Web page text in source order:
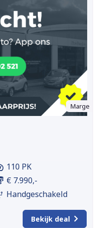
Marge
110 PK
€ 7.990,-
Handgeschakeld
Bekijk deal